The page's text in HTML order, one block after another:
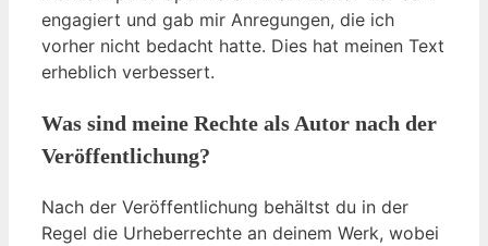
engagiert und gab mir Anregungen, die ich
vorher nicht bedacht hatte. Dies hat meinen Text
erheblich verbessert.
Was sind meine Rechte als Autor nach der
Veröffentlichung?
Nach der Veröffentlichung behältst du in der
Regel die Urheberrechte an deinem Werk, wobei